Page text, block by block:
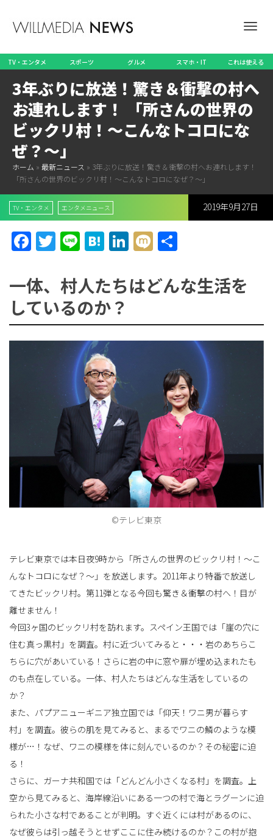
ビ
ー
TV・エンタメ スポーツ グルメ スマホ・IT これは使える
3年ぶりに放送！驚き＆衝撃の村へ
お連れします！ 「所さんの世界の
ビックリ村！～こんなトコロにな
ぜ？～」
ホーム » 最新ニュース » 3年ぶりに放送！驚き＆衝撃の村へお連れします！
「所さんの世界のビックリ村！～こんなトコロになぜ？～」
TV・エンタメ エンタメニュース 2019年9月27日
Facebook
Twitter
LineHatena
LinkedIn
Mixi
一体、村人たちはどんな生活を
しているのか？
©テレビ東京
テレビ東京では本日夜9時から「所さんの世界のビックリ村！～こ
んなトコロになぜ？～」を放送します。2011年より特番で放送し
てきたビックリ村。第11弾となる今回も驚き＆衝撃の村へ！目が
離せません！
今回3ヶ国のビックリ村を訪れます。スペイン王国では「崖の穴に
住む真っ黒村」を調査。村に近づいてみると・・・岩のあちらこ
ちらに穴があいている！さらに岩の中に窓や扉が埋め込まれたも
のも点在している。一体、村人たちはどんな生活をしているの
か？
また、パプアニューギニア独立国では「仰天！ワニ男が暮らす
村」を調査。彼らの肌を見てみると、まるでワニの鱗のような模
様が…！なぜ、ワニの模様を体に刻んでいるのか？その秘密に迫
る！
さらに、ガーナ共和国では「どんどん小さくなる村」を調査。上
空から見てみると、海岸線沿いにある一つの村で海とラグーンに迫
られた小さな村であることが判明。すぐ近くには村があるのに、
なぜ彼らは引っ越そうとせずここに住み続けるのか？この村が抱